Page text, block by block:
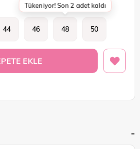
44 46 48 50
Tükeniyor! Son 2 adet kaldı